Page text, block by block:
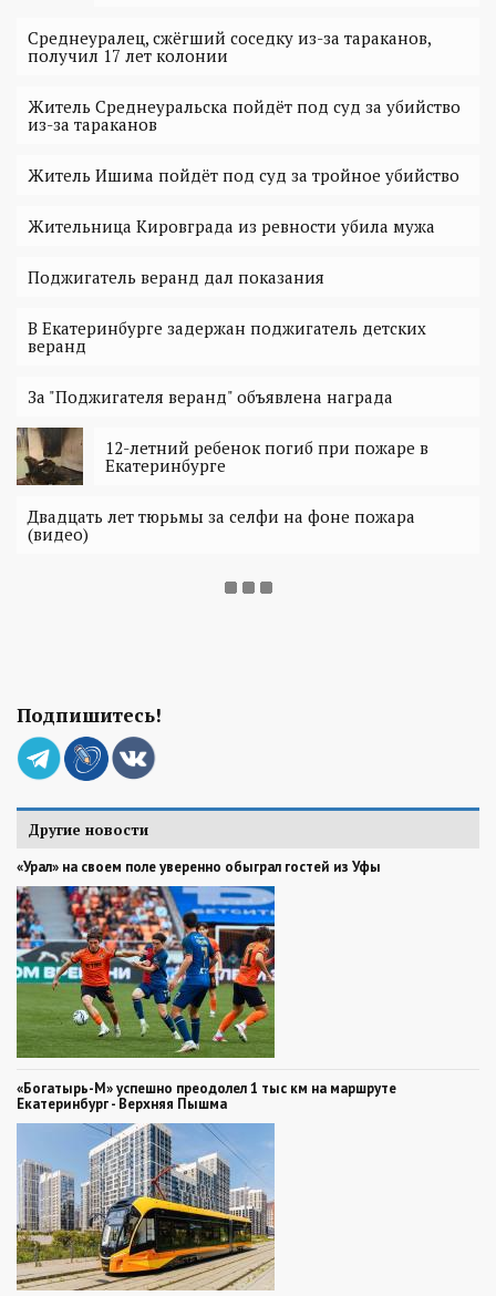
Среднеуралец, сжёгший соседку из-за тараканов,
получил 17 лет колонии
Житель Среднеуральска пойдёт под суд за убийство
из-за тараканов
Житель Ишима пойдёт под суд за тройное убийство
Жительница Кировграда из ревности убила мужа
Поджигатель веранд дал показания
В Екатеринбурге задержан поджигатель детских
веранд
За "Поджигателя веранд" объявлена награда
12-летний ребенок погиб при пожаре в
Екатеринбурге
Двадцать лет тюрьмы за селфи на фоне пожара
(видео)
Подпишитесь!
Другие новости
«Урал» на своем поле уверенно обыграл гостей из Уфы
«Богатырь-М» успешно преодолел 1 тыс км на маршруте
Екатеринбург - Верхняя Пышма